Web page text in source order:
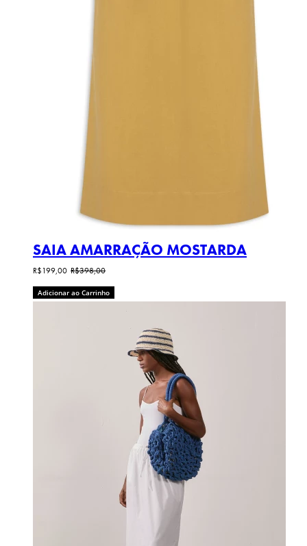
SAIA AMARRAÇÃO MOSTARDA
R$199,00 R$398,00
Adicionar ao Carrinho